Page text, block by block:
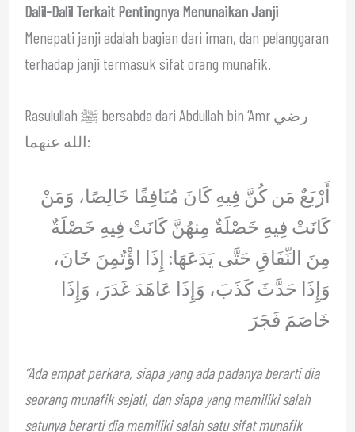
Dalil-Dalil Terkait Pentingnya Menunaikan Janji
Menepati janji adalah bagian dari iman, dan pelanggaran
terhadap janji termasuk sifat orang munafik.
Rasulullah ﷺ bersabda dari Abdullah bin ‘Amr رضي
الله عنهما:
أَرْبَعٌ مَن كُنَّ فِيهِ كَانَ مُنَافِقًا خَالِصًا، وَمَنْ
كَانَتْ فِيهِ خَصْلَةٌ مِنهُنَّ كَانَتْ فِيهِ خَصْلَةٌ
مِنَ النِّفَاقِ حَتَّى يَدَعَهَا: إِذَا اؤْتُمِنَ خَانَ،
وَإِذَا حَدَّثَ كَذَبَ، وَإِذَا عَاهَدَ غَدَرَ، وَإِذَا
خَاصَمَ فَجَرَ
“Ada empat perkara, siapa yang ada padanya berarti dia
seorang munafik sejati, dan siapa yang memiliki salah
satunya berarti dia memiliki salah satu sifat munafik